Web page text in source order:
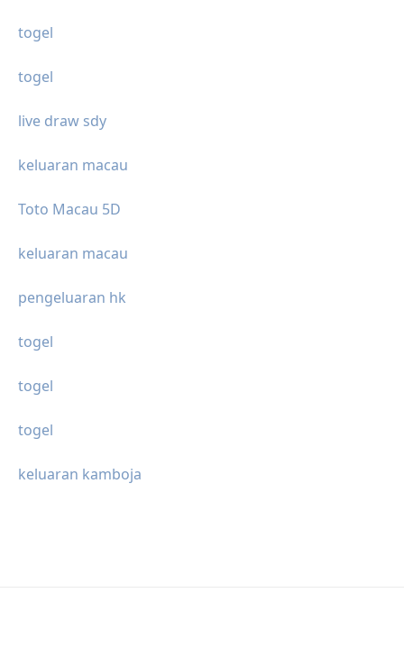
togel
togel
live draw sdy
keluaran macau
Toto Macau 5D
keluaran macau
pengeluaran hk
togel
togel
togel
keluaran kamboja